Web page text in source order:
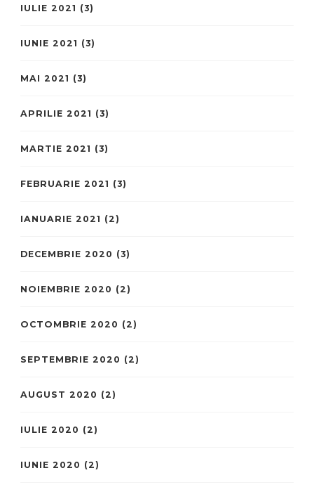
IULIE 2021 (3)
IUNIE 2021 (3)
MAI 2021 (3)
APRILIE 2021 (3)
MARTIE 2021 (3)
FEBRUARIE 2021 (3)
IANUARIE 2021 (2)
DECEMBRIE 2020 (3)
NOIEMBRIE 2020 (2)
OCTOMBRIE 2020 (2)
SEPTEMBRIE 2020 (2)
AUGUST 2020 (2)
IULIE 2020 (2)
IUNIE 2020 (2)